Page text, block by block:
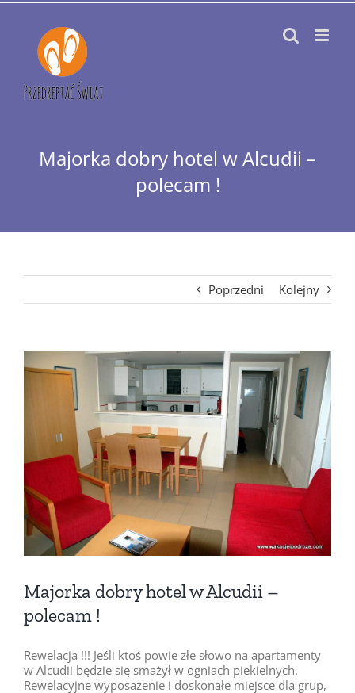
Przejdź
zawartości
Majorka dobry hotel w Alcudii –
polecam !
Poprzedni Kolejny
większy
Majorka dobry hotel w Alcudii –
polecam !
Rewelacja !!! Jeśli ktoś powie złe słowo na apartamenty
w Alcudii będzie się smażył w ogniach piekielnych.
Rewelacyjne wyposażenie i doskonałe miejsce dla grup,